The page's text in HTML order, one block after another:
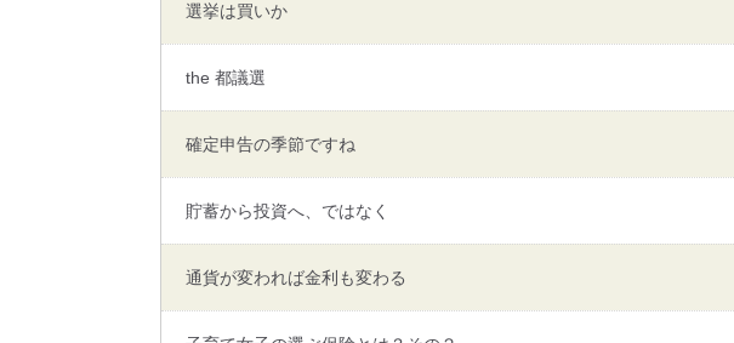
選挙は買いか
the 都議選
確定申告の季節ですね
貯蓄から投資へ、ではなく
通貨が変われば金利も変わる